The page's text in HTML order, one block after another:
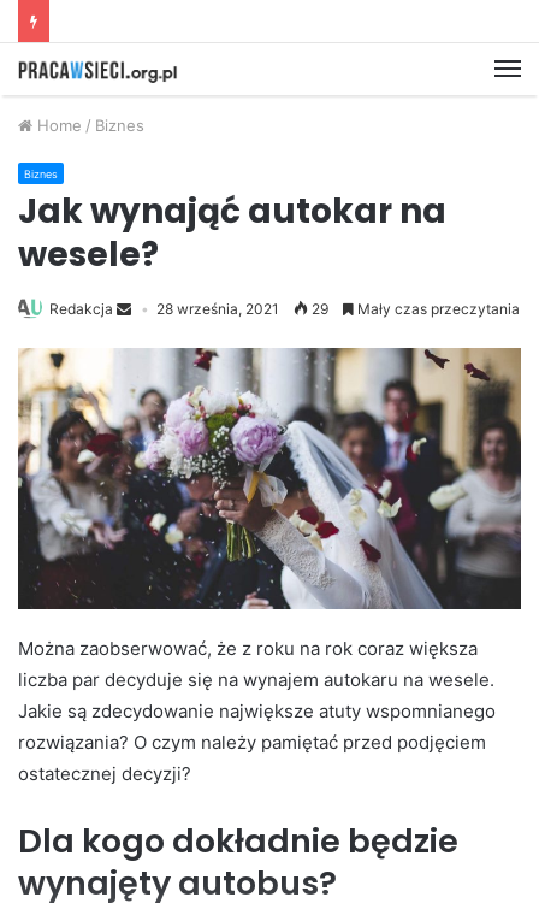
Home / Biznes
Biznes
Jak wynająć autokar na
wesele?
Redakcja 28 września, 2021 29 Mały czas przeczytania
Można zaobserwować, że z roku na rok coraz większa
liczba par decyduje się na wynajem autokaru na wesele.
Jakie są zdecydowanie największe atuty wspomnianego
rozwiązania? O czym należy pamiętać przed podjęciem
ostatecznej decyzji?
Dla kogo dokładnie będzie
wynajęty autobus?